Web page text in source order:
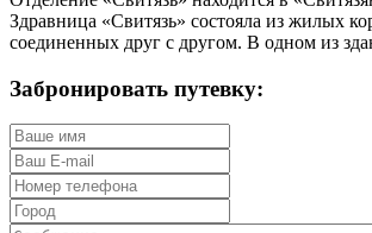
Здравница «Свитязь» состояла из жилых
соединенных друг с другом. В одном из
Забронировать путевку: